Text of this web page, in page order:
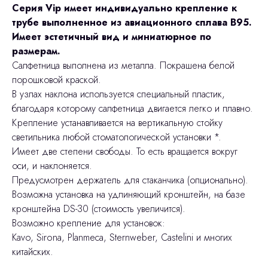
Серия Vip имеет индивидуально крепление к
трубе выполненное из авиационного сплава В95.
Имеет эстетичный вид и миниатюрное по
размерам.
Салфетница выполнена из металла. Покрашена белой
порошковой краской.
В узлах наклона используется специальный пластик,
благодаря которому салфетница двигается легко и плавно.
Крепление устанавливается на вертикальную стойку
светильника любой стоматологической установки *.
Имеет две степени свободы. То есть вращается вокруг
оси, и наклоняется.
Предусмотрен держатель для стаканчика (опционально).
Возможна установка на удлиняющий кронштейн, на базе
кронштейна DS-30 (стоимость увеличится).
Возможно крепление для установок:
Kavo, Sirona, Planmeca, Sternweber, Castelini и многих
китайских.